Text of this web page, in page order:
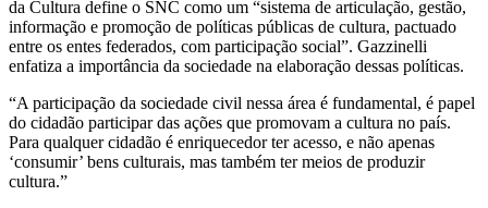
da Cultura define o SNC como um “sistema de articulação, gestão,
informação e promoção de políticas públicas de cultura, pactuado
entre os entes federados, com participação social”. Gazzinelli
enfatiza a importância da sociedade na elaboração dessas políticas.
“A participação da sociedade civil nessa área é fundamental, é papel
do cidadão participar das ações que promovam a cultura no país.
Para qualquer cidadão é enriquecedor ter acesso, e não apenas
‘consumir’ bens culturais, mas também ter meios de produzir
cultura.”